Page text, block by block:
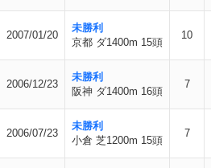
2007/01/20
未勝利
京都 ダ1400m 15頭
10
2006/12/23
未勝利
阪神 ダ1400m 16頭
7
2006/07/23
未勝利
小倉 芝1200m 15頭
7